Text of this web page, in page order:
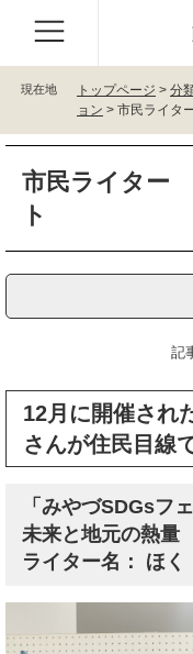
で
ば
現在地 トップページ > 分
ョン > 市民ライタ
市民ライター
ト
記
12月に開催され
さんが住民目線
「みやづSDGsフ
未来と地元の熱量
ライター名： ほく